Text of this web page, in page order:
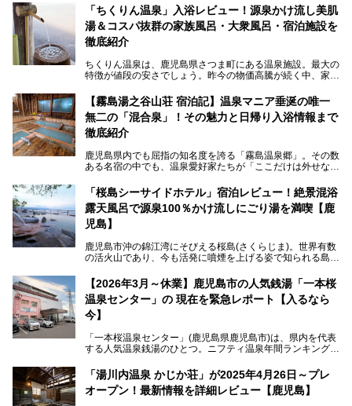
「ちくりん温泉」入浴レビュー！源泉かけ流し美肌
湯＆コスパ抜群の家族風呂・大衆風呂・宿泊施設を
徹底紹介
ちくりん温泉は、鹿児島県さつま町にある温泉施設。最大の
特徴が値段の安さでしょう。昨今の物価高騰が続く中、家族
4,000円～、と驚くべき価格を維持。
さらに、源泉100％かけ流しのツルツル美肌湯を堪能できる
点にも注目すべき。30年以上全国の温泉を巡った筆者の経
験上、穴場中の穴場と言っても決して過言ではありません。
今回は「ちくりん温泉」の家族風呂・大衆風呂・宿泊施設に
ついて、徹底レビューします！
【霧島湯之谷山荘 宿泊記】温泉マニア垂涎の唯一
無二の「混合泉」！その魅力と日帰り入浴情報まで
徹底紹介
鹿児島県内でも屈指の知名度を誇る「霧島温泉郷」。その数
ある名宿の中でも、温泉愛好家たちが「ここだけは外せな
山荘）」です。
最大の魅力は、ここでしか体験できない絶妙なバランスの
「自噴混合泉」。今回は、その極上の湯を心ゆくまで堪能す
べく宿泊し、実際に感じたお湯のちからと宿の魅力を詳しく
レポートします。
また、気軽に立ち寄りたい方のための「日帰り入浴情報」も
併せて解説。温泉マニアをも唸らせる“生きたお湯”の正体に
迫ります。
「桜島シーサイドホテル」宿泊レビュー！絶景混浴
露天風呂で源泉100％かけ流しにごり湯を満喫【鹿
児島】
鹿児島市沖の錦江湾にそびえる桜島(さくらじま)。世界有数
の活火山であり、今も活発に噴煙を上げる姿で知られる島で
ートホテル。最大の魅力が、錦江湾に面した絶景混浴露天風
呂でしょう。源泉100％かけ流しのにごり湯は、多くの温泉
ファンを魅了する存在です。
今回筆者自ら宿泊。桜島シーサイドホテルの“温泉”はじめ、
食事やアクセスなど詳細レビューします。
【2026年3月～休業】鹿児島市の人気銭湯「一本桜
温泉センター」の 現在を緊急レポート【入るなら
今】
「一本桜温泉センター」(鹿児島県鹿児島市)は、県内を代表
する人気温泉銭湯のひとつ。ニフティ温泉年間ランキング2
営業なので、就寝前の入浴や寝起き一番の朝湯など利便性が
抜群！ 多くの常連客やファンでいつも賑わっています。し
かし建物の老朽化に伴い、2026年2月28日24時をもって休
「湯川内温泉 かじか荘」が2025年4月26日～プレ
オープン！最新情報を詳細レビュー【鹿児島】